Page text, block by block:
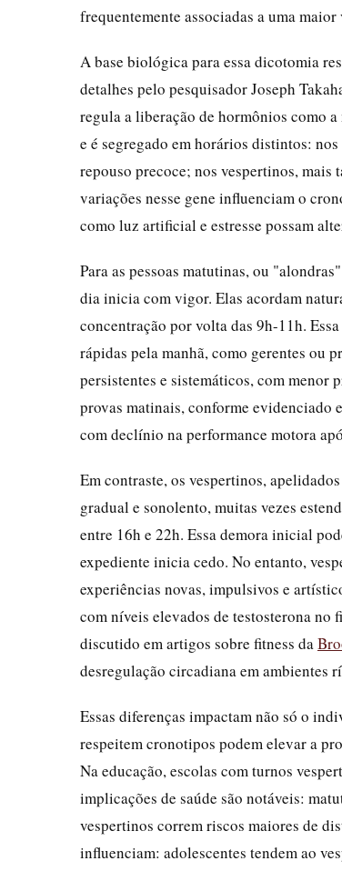
frequentemente associadas a uma
A base biológica para essa dicotomia
detalhes pelo pesquisador Joseph
regula a liberação de hormônios como
e é segregado em horários distintos:
repouso precoce; nos vespertinos,
variações nesse gene influenciam o
como luz artificial e estresse possam
Para as pessoas matutinas, ou
dia inicia com vigor. Elas acordam
concentração por volta das 9h-11h.
rápidas pela manhã, como gerentes ou
persistentes e sistemáticos, com menor
provas matinais, conforme evidenciado
com declínio na performance motora
Em contraste, os vespertinos,
gradual e sonolento, muitas vezes
entre 16h e 22h. Essa demora inicial
expediente inicia cedo. No entanto,
experiências novas, impulsivos e
com níveis elevados de testosterona
discutido em artigos sobre fitness da
desregulação circadiana em ambientes
Essas diferenças impactam não só o
respeitem cronotipos podem elevar a
Na educação, escolas com turnos
implicações de saúde são notáveis:
vespertinos correm riscos maiores de
influenciam: adolescentes tendem ao